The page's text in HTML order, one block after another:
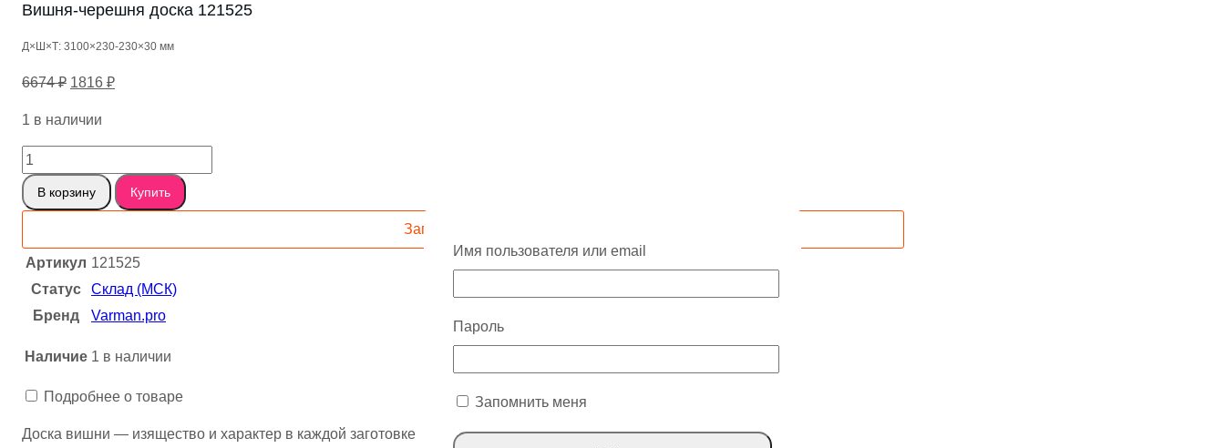
Вишня-черешня доска 121525
Д×Ш×Т: 3100×230-230×30 мм
6674₽ Первоначальная
составляла
6674 ₽.
1816 ₽Текущая
1 в наличии
Количество
товара
Вишня-
доска
121525
В корзину Купить
Запросить скидку
Артикул 121525
Статус
Склад (МСК)
Бренд
Varman.pro
Наличие 1 в наличии
Подробнее о товаре
Доска вишни — изящество и характер в каждой заготовке
Имя пользователя или email
Пароль
Запомнить меня